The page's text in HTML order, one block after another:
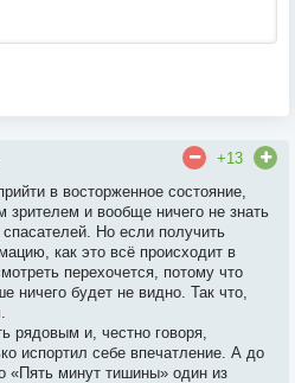
+13
в восторженное состояние,
зрителем и вообще ничего не знать
Но если получить
как это всё происходит в
перехочется, потому что
ничего будет не видно. Так что,
рядовым и, честно говоря,
испортил себе впечатление. А до
«Пять минут тишины» один из